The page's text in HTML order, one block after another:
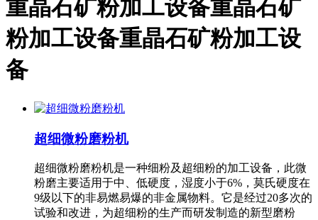
重晶石矿粉加工设备重晶石矿
粉加工设备重晶石矿粉加工设
备
超细微粉磨粉机
超细微粉磨粉机是一种细粉及超细粉的加工设备，此微
粉磨主要适用于中、低硬度，湿度小于6%，莫氏硬度在
9级以下的非易燃易爆的非金属物料。它是经过20多次的
试验和改进，为超细粉的生产而研发制造的新型磨粉